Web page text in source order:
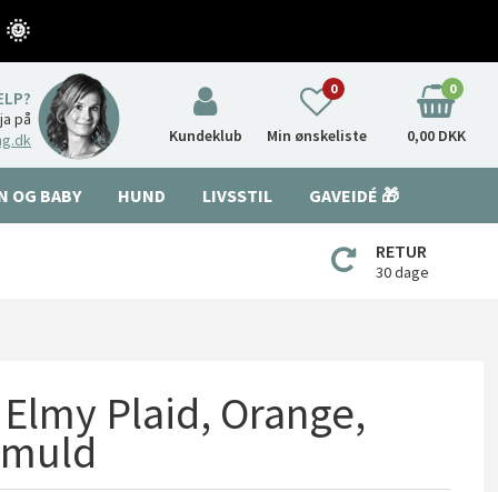
på
Kundeklub Min ønskeliste
0 0
0,00 DKK
OG BABY HUND LIVSSTIL GAVEIDÉ 🎁
RETUR
30 dage
Plaid, Orange,